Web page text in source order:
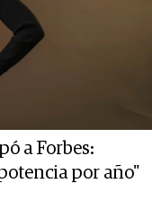
a Forbes:
por año"